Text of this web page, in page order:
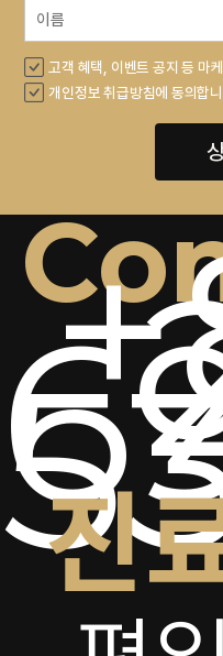
고객 혜택, 이벤트 공지 등 마
개인정보 취급방침에 동의합
진